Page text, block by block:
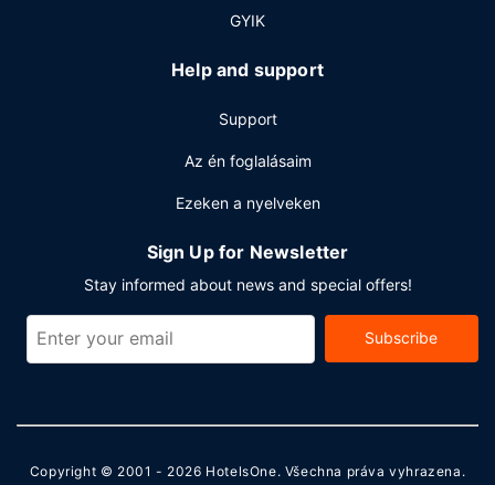
A szálláshelyen ingyenes vezetékes internet-hozzáférés,
autóval érkező vendégek számára ingyenes egyéni
parkolás biztosított a helyszínen.
GYIK
Help and support
Support
Az én foglalásaim
Ezeken a nyelveken
Sign Up for Newsletter
Stay informed about news and special offers!
Subscribe
Copyright © 2001 - 2026 HotelsOne. Všechna práva vyhrazena.